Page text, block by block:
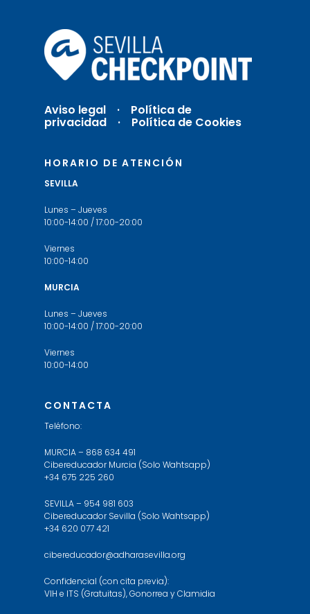
Aviso legal · Política de
privacidad · Política de Cookies
HORARIO DE ATENCIÓN
SEVILLA
Lunes – Jueves
10:00-14:00 / 17:00-20:00
Viernes
10:00-14:00
MURCIA
Lunes – Jueves
10:00-14:00 / 17:00-20:00
Viernes
10:00-14:00
CONTACTA
Teléfono:
MURCIA – 868 634 491
Cibereducador Murcia (Solo Wahtsapp)
+34 675 225 260
SEVILLA – 954 981 603
Cibereducador Sevilla (Solo Wahtsapp)
+34 620 077 421
cibereducador@adharasevilla.org
Confidencial (con cita previa):
VIH e ITS (Gratuitas), Gonorrea y Clamidia